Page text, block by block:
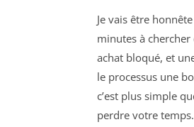
Je vais être
minutes à chercher
achat bloqué, et
le processus une
c’est plus simple
perdre votre temps.